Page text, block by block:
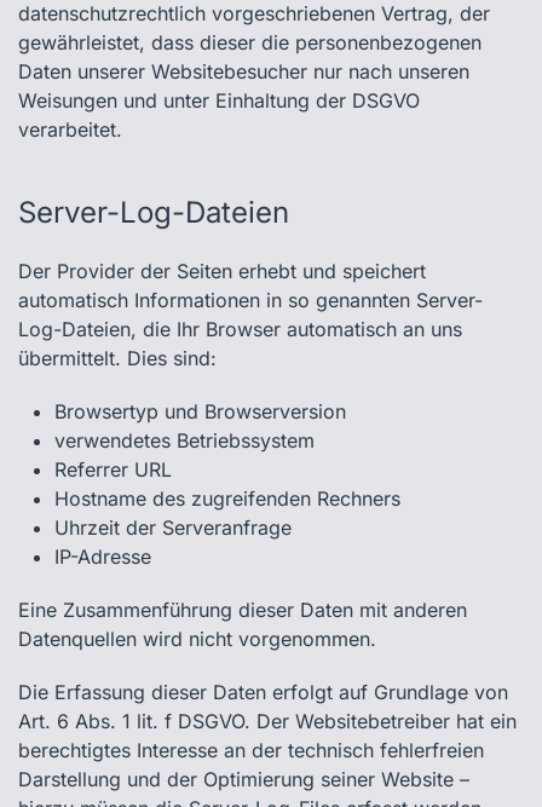
datenschutzrechtlich vorgeschriebenen Vertrag, der
gewährleistet, dass dieser die personenbezogenen
Daten unserer Websitebesucher nur nach unseren
Weisungen und unter Einhaltung der DSGVO
verarbeitet.
Server-Log-Dateien
Der Provider der Seiten erhebt und speichert
automatisch Informationen in so genannten Server-
Log-Dateien, die Ihr Browser automatisch an uns
übermittelt. Dies sind:
Browsertyp und Browserversion
verwendetes Betriebssystem
Referrer URL
Hostname des zugreifenden Rechners
Uhrzeit der Serveranfrage
IP-Adresse
Eine Zusammenführung dieser Daten mit anderen
Datenquellen wird nicht vorgenommen.
Die Erfassung dieser Daten erfolgt auf Grundlage von
Art. 6 Abs. 1 lit. f DSGVO. Der Websitebetreiber hat ein
berechtigtes Interesse an der technisch fehlerfreien
Darstellung und der Optimierung seiner Website –